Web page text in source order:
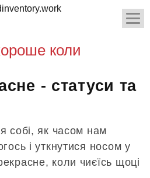
коли
- статуси та
собі, як часом нам
і уткнутися носом у
коли чиєїсь щоці